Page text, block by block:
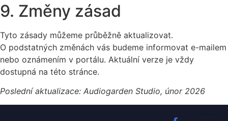
9. Změny zásad
Tyto zásady můžeme průběžně aktualizovat.
O podstatných změnách vás budeme informovat e-mailem
nebo oznámením v portálu. Aktuální verze je vždy
dostupná na této stránce.
Poslední aktualizace: Audiogarden Studio, únor 2026